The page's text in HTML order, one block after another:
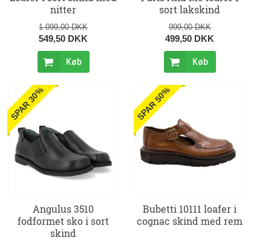
nitter
1 099,00 DKK
549,50 DKK
Køb
sort lakskind
999,00 DKK
499,50 DKK
Køb
SPAR 30%
Angulus 3510
fodformet sko i sort
skind
SPAR 50%
Bubetti 10111 loafer i
cognac skind med rem